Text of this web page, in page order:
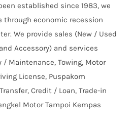
established since 1983, we
through economic recession
We provide sales (New / Used
Accessory) and services
/ Maintenance, Towing, Motor
License, Puspakom
Credit / Loan, Trade-in
Motor Tampoi Kempas